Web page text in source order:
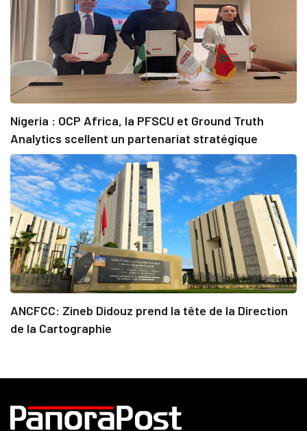
Nigeria : OCP Africa, la PFSCU et Ground Truth
Analytics scellent un partenariat stratégique
ANCFCC: Zineb Didouz prend la tête de la Direction
de la Cartographie